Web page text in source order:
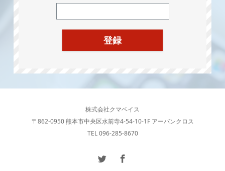
株式会社クマベイス
〒862-0950 熊本市中央区水前寺4-54-10-1F アーバンクロス
TEL 096-285-8670